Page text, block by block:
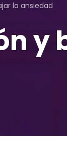
la ansiedad
y